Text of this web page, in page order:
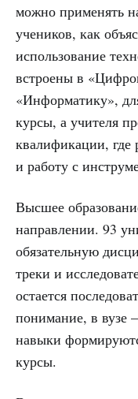
можно применять
учеников, как
использование
встроены в
«Информатику»,
курсы, а учителя
квалификации, где
и работу с
Высшее
направлении. 93
обязательную
треки и
остается
понимание, в вузе
навыки
курсы.